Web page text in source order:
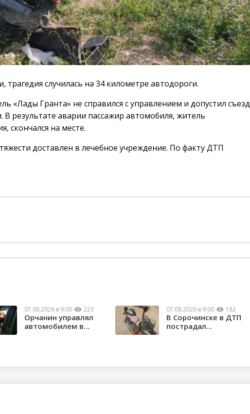
случилась на 34 километре автодороги.
«Лады Гранта» не справился с управлением и допустил съезд
результате аварии пассажир автомобиля, житель
скончался на месте.
доставлен в лечебное учреждение. По факту ДТП
07.08.2026 в 9:00 223
Орчанин управлял
автомобилем в
07.08.2026 в 9:00 182
В Сорочинске в ДТП
пострадал